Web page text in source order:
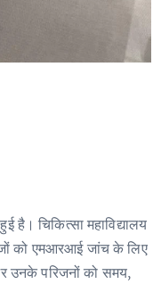
है। चिकित्सा महाविद्यालय
को एमआरआई जांच के लिए
उनके परिजनों को समय,